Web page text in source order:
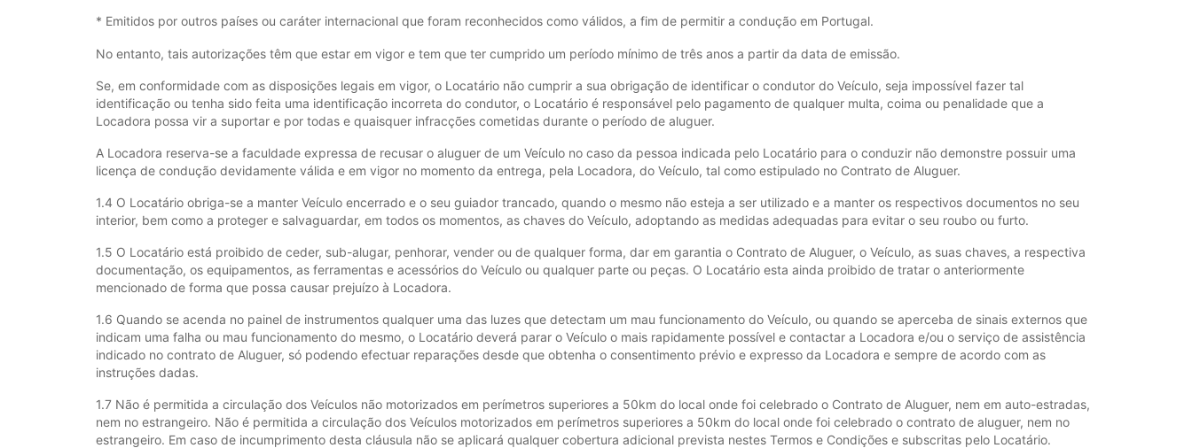
* Emitidos por outros países ou caráter internacional que foram reconhecidos como válidos, a fim de permitir a condução em Portugal.
No entanto, tais autorizações têm que estar em vigor e tem que ter cumprido um período mínimo de três anos a partir da data de emissão.
Se, em conformidade com as disposições legais em vigor, o Locatário não cumprir a sua obrigação de identificar o condutor do Veículo, seja impossível fazer tal
identificação ou tenha sido feita uma identificação incorreta do condutor, o Locatário é responsável pelo pagamento de qualquer multa, coima ou penalidade que a
Locadora possa vir a suportar e por todas e quaisquer infracções cometidas durante o período de aluguer.
A Locadora reserva-se a faculdade expressa de recusar o aluguer de um Veículo no caso da pessoa indicada pelo Locatário para o conduzir não demonstre possuir uma
licença de condução devidamente válida e em vigor no momento da entrega, pela Locadora, do Veículo, tal como estipulado no Contrato de Aluguer.
1.4 O Locatário obriga-se a manter Veículo encerrado e o seu guiador trancado, quando o mesmo não esteja a ser utilizado e a manter os respectivos documentos no seu
interior, bem como a proteger e salvaguardar, em todos os momentos, as chaves do Veículo, adoptando as medidas adequadas para evitar o seu roubo ou furto.
1.5 O Locatário está proibido de ceder, sub-alugar, penhorar, vender ou de qualquer forma, dar em garantia o Contrato de Aluguer, o Veículo, as suas chaves, a respectiva
documentação, os equipamentos, as ferramentas e acessórios do Veículo ou qualquer parte ou peças. O Locatário esta ainda proibido de tratar o anteriormente
mencionado de forma que possa causar prejuízo à Locadora.
1.6 Quando se acenda no painel de instrumentos qualquer uma das luzes que detectam um mau funcionamento do Veículo, ou quando se aperceba de sinais externos que
indicam uma falha ou mau funcionamento do mesmo, o Locatário deverá parar o Veículo o mais rapidamente possível e contactar a Locadora e/ou o serviço de assistência
indicado no contrato de Aluguer, só podendo efectuar reparações desde que obtenha o consentimento prévio e expresso da Locadora e sempre de acordo com as
instruções dadas.
1.7 Não é permitida a circulação dos Veículos não motorizados em perímetros superiores a 50km do local onde foi celebrado o Contrato de Aluguer, nem em auto-estradas,
nem no estrangeiro. Não é permitida a circulação dos Veículos motorizados em perímetros superiores a 50km do local onde foi celebrado o contrato de aluguer, nem no
estrangeiro. Em caso de incumprimento desta cláusula não se aplicará qualquer cobertura adicional prevista nestes Termos e Condições e subscritas pelo Locatário.